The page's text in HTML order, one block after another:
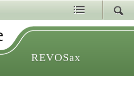
REVOSax